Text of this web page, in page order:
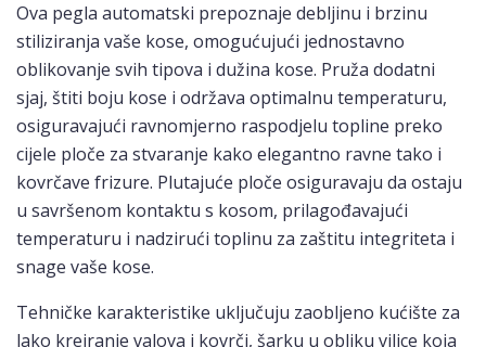
Ova pegla automatski prepoznaje debljinu i brzinu
stiliziranja vaše kose, omogućujući jednostavno
oblikovanje svih tipova i dužina kose. Pruža dodatni
sjaj, štiti boju kose i održava optimalnu temperaturu,
osiguravajući ravnomjerno raspodjelu topline preko
cijele ploče za stvaranje kako elegantno ravne tako i
kovrčave frizure. Plutajuće ploče osiguravaju da ostaju
u savršenom kontaktu s kosom, prilagođavajući
temperaturu i nadzirući toplinu za zaštitu integriteta i
snage vaše kose.
Tehničke karakteristike uključuju zaobljeno kućište za
lako kreiranje valova i kovrči, šarku u obliku vilice koja